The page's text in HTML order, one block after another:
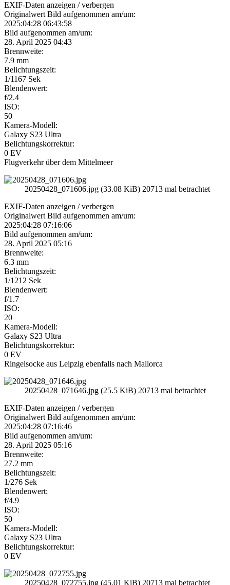
EXIF-Daten anzeigen / verbergen
Originalwert Bild aufgenommen am/um:
2025:04:28 06:43:58
Bild aufgenommen am/um:
28. April 2025 04:43
Brennweite:
7.9 mm
Belichtungszeit:
1/1167 Sek
Blendenwert:
f/2.4
ISO:
50
Kamera-Modell:
Galaxy S23 Ultra
Belichtungskorrektur:
0 EV
Flugverkehr über dem Mittelmeer
20250428_071606.jpg (33.08 KiB) 20713 mal betrachtet
EXIF-Daten anzeigen / verbergen
Originalwert Bild aufgenommen am/um:
2025:04:28 07:16:06
Bild aufgenommen am/um:
28. April 2025 05:16
Brennweite:
6.3 mm
Belichtungszeit:
1/1212 Sek
Blendenwert:
f/1.7
ISO:
20
Kamera-Modell:
Galaxy S23 Ultra
Belichtungskorrektur:
0 EV
Ringelsocke aus Leipzig ebenfalls nach Mallorca
20250428_071646.jpg (25.5 KiB) 20713 mal betrachtet
EXIF-Daten anzeigen / verbergen
Originalwert Bild aufgenommen am/um:
2025:04:28 07:16:46
Bild aufgenommen am/um:
28. April 2025 05:16
Brennweite:
27.2 mm
Belichtungszeit:
1/276 Sek
Blendenwert:
f/4.9
ISO:
50
Kamera-Modell:
Galaxy S23 Ultra
Belichtungskorrektur:
0 EV
20250428_072755.jpg (45.01 KiB) 20713 mal betrachtet